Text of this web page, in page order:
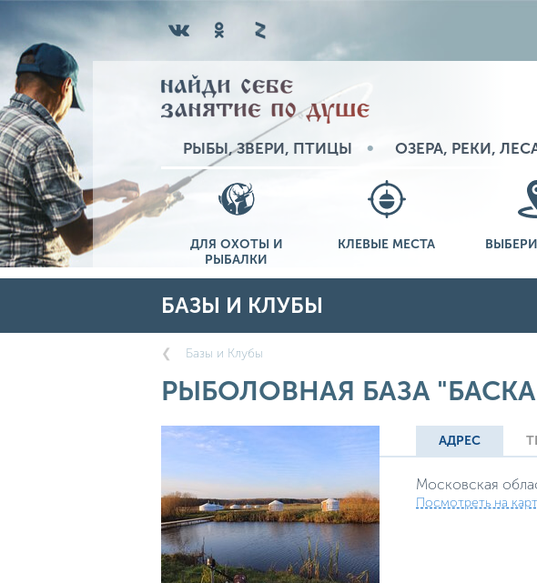
РЫБЫ, ЗВЕРИ, ПТИЦЫ ОЗЕРА, РЕКИ,
ДЛЯ ОХОТЫ И
РЫБАЛКИ
КЛЕВЫЕ МЕСТА
БАЗЫ И КЛУБЫ
Базы и Клубы
РЫБОЛОВНАЯ БАЗА
АДРЕС
Московская
Посмотреть на